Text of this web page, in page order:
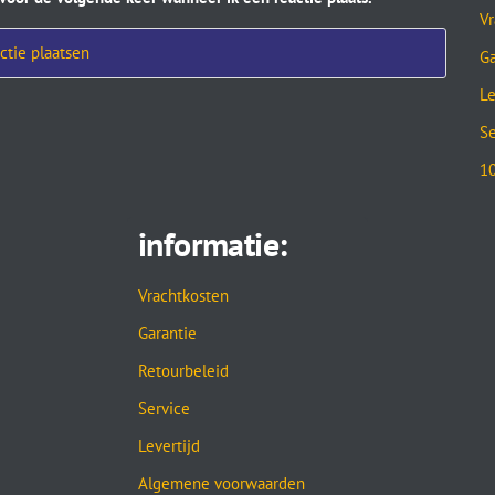
informatie:
Vrachtkosten
Garantie
Retourbeleid
Service
Levertijd
Algemene voorwaarden